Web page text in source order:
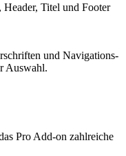
Titel und Footer
und Navigations-
Auswahl.
Pro Add-on zahlreiche